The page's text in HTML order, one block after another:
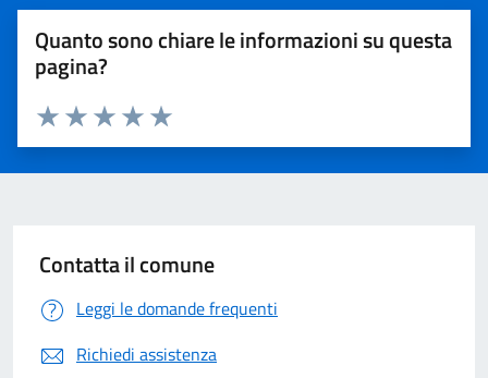
Quanto sono chiare le informazioni su questa
pagina?
Valuta 5 stelle su 5
Valuta 4 stelle su 5
Valuta 3 stelle su 5
Valuta 2 stelle su 5
Valuta 1 stelle su 5
Contatta il comune
Leggi le domande frequenti
Richiedi assistenza